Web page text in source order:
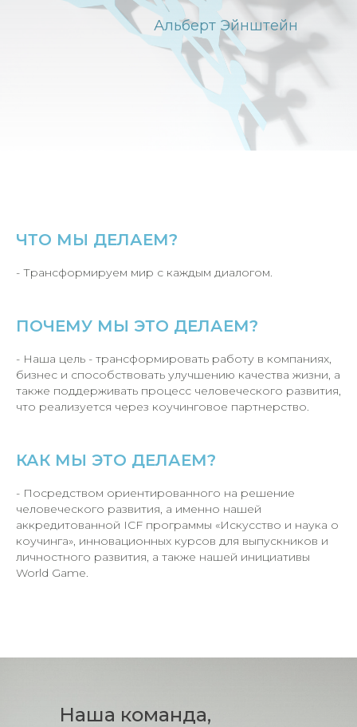
Альберт Эйнштейн
ЧТО МЫ ДЕЛАЕМ?
- Трансформируем мир с каждым диалогом.
ПОЧЕМУ МЫ ЭТО ДЕЛАЕМ?
- Наша цель - трансформировать работу в компаниях,
бизнес и способствовать улучшению качества жизни, а
также поддерживать процесс человеческого развития,
что реализуется через коучинговое партнерство.
КАК МЫ ЭТО ДЕЛАЕМ?
- Посредством ориентированного на решение
человеческого развития, а именно нашей
аккредитованной ICF программы «Искусство и наука о
коучинга», инновационных курсов для выпускников и
личностного развития, а также нашей инициативы
World Game.
Наша команда,